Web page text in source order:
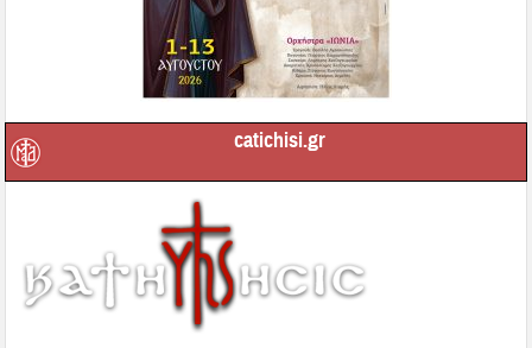
catichisi.gr